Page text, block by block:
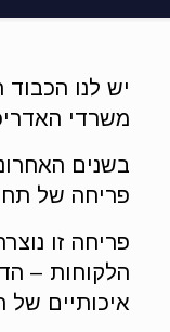
יש לנו הכבוד
משרדי
בשנים
פריחה של
פריחה זו
הלקוחות –
איכותיים של